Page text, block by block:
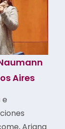
Aires
e
Ariana